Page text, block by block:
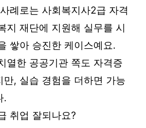
례로는 사회복지사2급 자격
지 재단에 지원해 실무를 시
쌓아 승진한 케이스예요.
열한 공공기관 쪽도 자격증
만, 실습 경험을 더하면 가능
.
취업 잘되나요?